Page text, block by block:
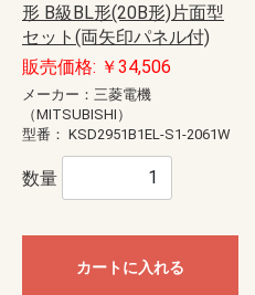
形 B級BL形(20B形)片面型
セット(両矢印パネル付)
販売価格: ￥34,506
メーカー：三菱電機
（MITSUBISHI）
型番： KSD2951B1EL-S1-2061W
数量
カートに入れる